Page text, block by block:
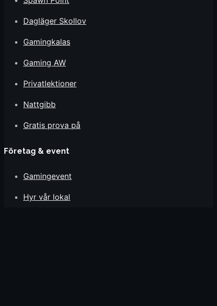
Dagläger Skollov
Gamingkalas
Gaming AW
Privatlektioner
Nattgibb
Gratis prova på
Företag & event
Gamingevent
Hyr vår lokal